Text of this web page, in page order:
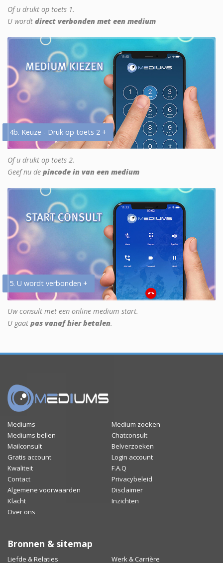
Of u drukt op toets 1.
U wordt direct verbonden met een medium
4b. Keuze - Druk op toets 2 +
Of u drukt op toets 2.
Geef nu de pincode in van een medium
5. U wordt verbonden +
Uw consult met een online medium start.
U gaat pas vanaf hier betalen.
Mediums
Medium zoeken
Mediums bellen
Chatconsult
Mailconsult
Belverzoeken
Gratis account
Login account
Kwaliteit
F.A.Q
Contact
Privacybeleid
Algemene voorwaarden
Disclaimer
Klacht
Inzichten
Over ons
Bronnen & sitemap
Liefde & Relaties Werk & Carrière